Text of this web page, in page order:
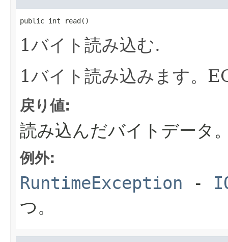
public int read()
1バイト読み込む.
1バイト読み込みます。
戻り値:
読み込んだバイトデータ
例外:
RuntimeException -
つ。